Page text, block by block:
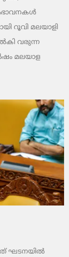
റൂവി മലയാളി
വരുന്ന
മലയാള
ഘടനയിൽ